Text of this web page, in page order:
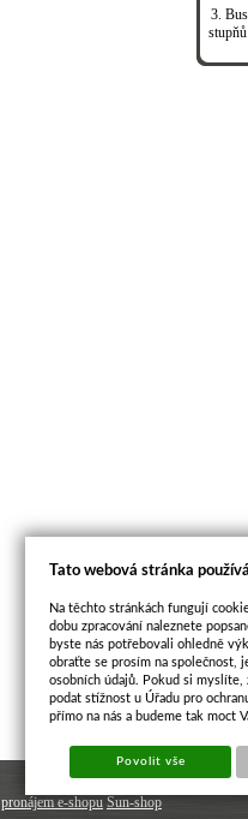
3.
stupňů
pronájem e-shopu Sun-shop
Tato webová stránka
Na těchto stránkách fungují
dobu zpracování naleznete
byste nás potřebovali ohledně
obraťte se prosím na společnost,
osobních údajů. Pokud si myslíte,
podat stížnost u Úřadu pro
přímo na nás a budeme tak moct
Povolit vše